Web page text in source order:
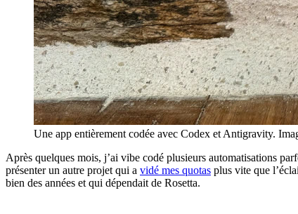
Une app entièrement codée avec Codex et Antigravity.
Après quelques mois, j’ai vibe codé plusieurs automatisations
présenter un autre projet qui a vidé mes quotas plus vite que
bien des années et qui dépendait de Rosetta.